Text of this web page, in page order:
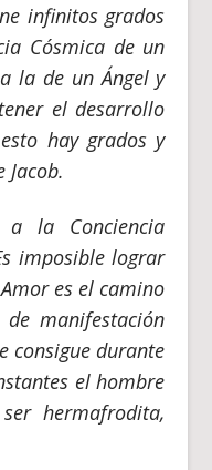
infinitos grados
Cósmica de un
la de un Ángel y
el desarrollo
hay grados y
Jacob.
a la Conciencia
imposible lograr
es el camino
manifestación
consigue durante
el hombre
hermafrodita,